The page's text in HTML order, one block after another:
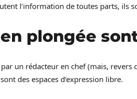
l’information de toutes parts, ils
plongée
un rédacteur en chef (mais,
des espaces d’expression libre.